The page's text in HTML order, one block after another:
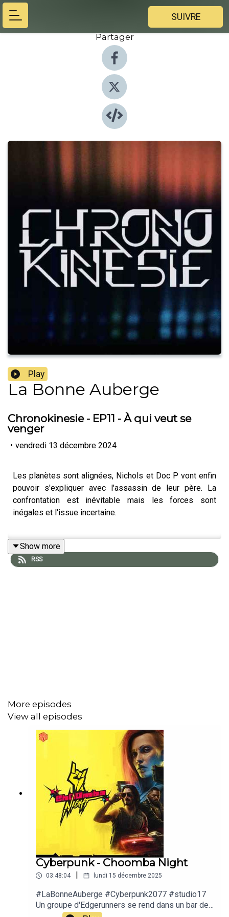
SUIVRE
Partager
Play
La Bonne Auberge
Chronokinesie - EP11 - À qui veut se
venger
• vendredi 13 décembre 2024
Les planètes sont alignées, Nichols et Doc P vont enfin
pouvoir s'expliquer avec l'assassin de leur père. La
confrontation est inévitable mais les forces sont
inégales et l'issue incertaine.
Merci à Arkhane Asylum de nous accompagner dans la
création de ce programme. ​Découvrez la gamme
https://www.instagram.com/inesmelab/
----------------------------------------
Réalisation - Jean-Baptiste Ballié
Lumière - Flo de Mag
Son - Julien Fourthies
----------------------------------------
Graphisme - Ann&Seb
Illustrations - Matthieu Agnus
Musiques originales - Max Mammouth et Adrien
Show more
RSS
More episodes
View all episodes
Cyberpunk - Choomba Night
03:48:04 lundi 15 décembre 2025
#LaBonneAuberge #Cyberpunk2077 #studio17
Un groupe d'Edgerunners se rend dans un bar de